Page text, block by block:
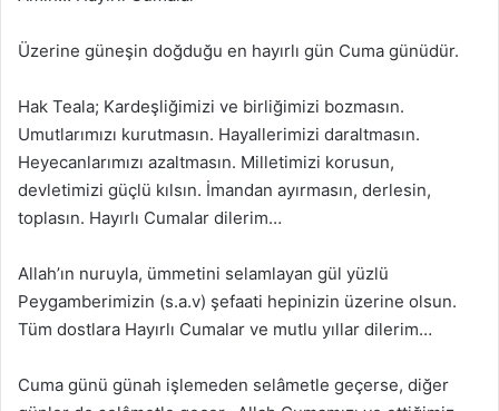
Üzerine güneşin doğduğu en hayırlı gün Cuma günüdür.
Hak Teala; Kardeşliğimizi ve birliğimizi bozmasın.
Umutlarımızı kurutmasın. Hayallerimizi daraltmasın.
Heyecanlarımızı azaltmasın. Milletimizi korusun,
devletimizi güçlü kılsın. İmandan ayırmasın, derlesin,
toplasın. Hayırlı Cumalar dilerim…
Allah’ın nuruyla, ümmetini selamlayan gül yüzlü
Peygamberimizin (s.a.v) şefaati hepinizin üzerine olsun.
Tüm dostlara Hayırlı Cumalar ve mutlu yıllar dilerim…
Cuma günü günah işlemeden selâmetle geçerse, diğer